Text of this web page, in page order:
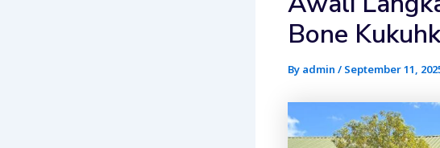
Bone
By admin / September 11,